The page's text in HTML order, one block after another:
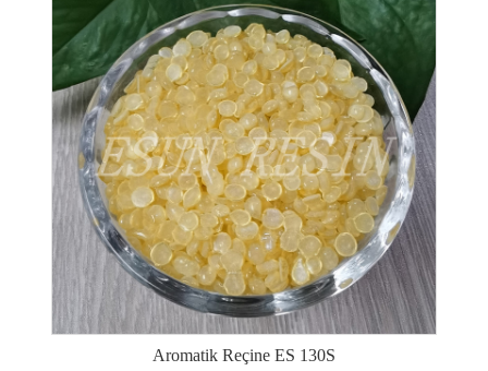
Aromatik Reçine ES 130S